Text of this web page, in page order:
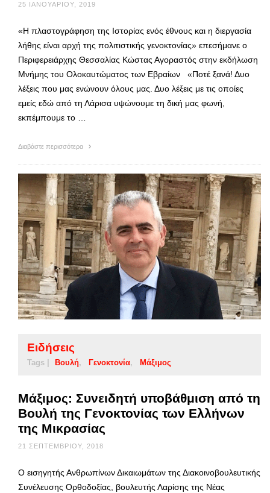
25 ΙΑΝΟΥΑΡΊΟΥ, 2019
«Η πλαστογράφηση της Ιστορίας ενός έθνους και η διεργασία
λήθης είναι αρχή της πολιτιστικής γενοκτονίας» επεσήμανε ο
Περιφερειάρχης Θεσσαλίας Κώστας Αγοραστός στην εκδήλωση
Μνήμης του Ολοκαυτώματος των Εβραίων «Ποτέ ξανά! Δυο
λέξεις που μας ενώνουν όλους μας. Δυο λέξεις με τις οποίες
εμείς εδώ από τη Λάρισα υψώνουμε τη δική μας φωνή,
εκπέμπουμε το …
Διαβάστε περισσότερα
Ειδήσεις
Tags | Βουλή Γενοκτονία Μάξιμος
Μάξιμος: Συνειδητή υποβάθμιση από τη
Βουλή της Γενοκτονίας των Ελλήνων
της Μικρασίας
21 ΣΕΠΤΕΜΒΡΊΟΥ, 2018
Ο εισηγητής Ανθρωπίνων Δικαιωμάτων της Διακοινοβουλευτικής
Συνέλευσης Ορθοδοξίας, βουλευτής Λαρίσης της Νέας